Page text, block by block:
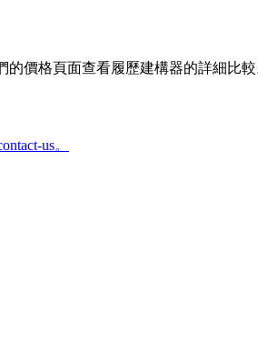
的價格頁面查看履歷建構器的詳細比
us。